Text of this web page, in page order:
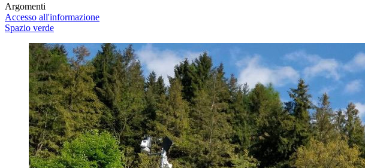
Argomenti
Accesso all'informazione
Spazio verde